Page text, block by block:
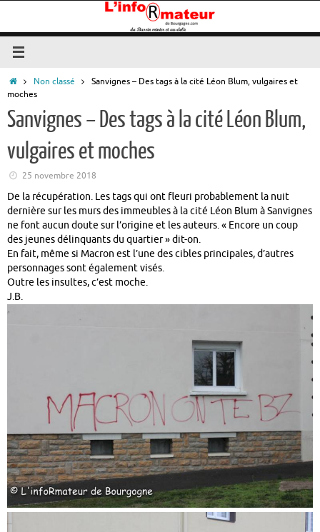
contenu
AccueilNon classé
Sanvignes – Des tags à la cité Léon Blum, vulgaires et
moches
Sanvignes – Des tags à la cité Léon Blum,
vulgaires et moches
25 novembre 2018
De la récupération. Les tags qui ont fleuri probablement la nuit
dernière sur les murs des immeubles à la cité Léon Blum à Sanvignes
ne font aucun doute sur l’origine et les auteurs. « Encore un coup
des jeunes délinquants du quartier » dit-on.
En fait, même si Macron est l’une des cibles principales, d’autres
personnages sont également visés.
Outre les insultes, c’est moche.
J.B.